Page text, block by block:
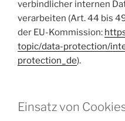
verbindlicher internen
verarbeiten (Art. 44 bis
der EU-Kommission:
topic/data-protection/
protection_de).
Einsatz von